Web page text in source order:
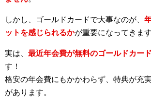
しかし、ゴールドカードで大事なのが、
ットを感じられるかが重要になってきます
実は、 最近年会費が無料のゴールドカー
す！
格安の年会費にもかかわらず、特典が充
があります。